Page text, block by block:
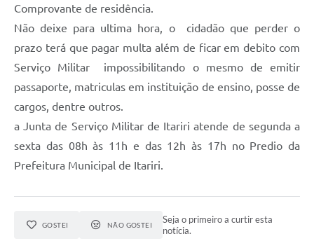
Comprovante de residência.
Não deixe para ultima hora, o cidadão que perder o
prazo terá que pagar multa além de ficar em debito com
Serviço Militar impossibilitando o mesmo de emitir
passaporte, matriculas em instituição de ensino, posse de
cargos, dentre outros.
a Junta de Serviço Militar de Itariri atende de segunda a
sexta das 08h às 11h e das 12h às 17h no Predio da
Prefeitura Municipal de Itariri.
GOSTEI NÃO GOSTEI
Seja o primeiro a curtir esta
notícia.